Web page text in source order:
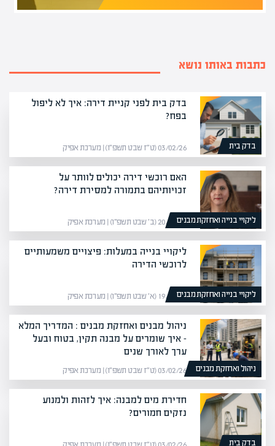
כתבות באותו נושא
בדק בית
בדק בית לפני קניית דירה: איך לא ליפול
בפח?
03/02/26 (ט״ז שבט תשפ״ו) | מערכת אפיק
ליקויי בנייה ואחזקת מבנים
האם רוכשי דירה יכולים לוותר על
זכויותיהם בתמורה למסירת דירה?
20/01/26 (ב׳ שבט תשפ״ו) | מערכת אפיק
ליקויי בנייה ואחזקת מבנים
ליקויי בנייה במעלות: פיצויים משמעותיים
לרוכשי הדירה
19/01/26 (א׳ שבט תשפ״ו) | מערכת אפיק
ניהול ואחזקת מבנים
ניהול מבנים ואחזקת מבנים : המדריך המלא
– איך שומרים על מבנה תקין, בטוח ובעל
ערך לאורך שנים
03/02/26 (ט״ז שבט תשפ״ו) | מערכת אפיק
בדק בית
חדירת מים למבנה: איך לזהות ולמנוע
נזקים חמורים?